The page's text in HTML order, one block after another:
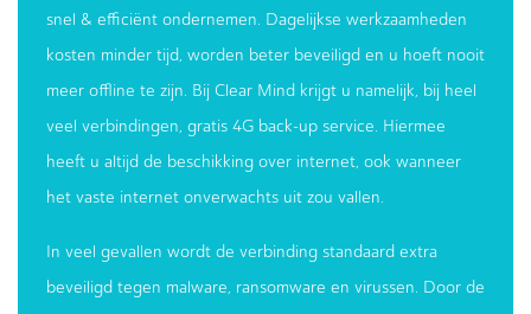
snel & efficiënt ondernemen. Dagelijkse werkzaamheden
kosten minder tijd, worden beter beveiligd en u hoeft nooit
meer offline te zijn. Bij Clear Mind krijgt u namelijk, bij heel
veel verbindingen, gratis 4G back-up service. Hiermee
heeft u altijd de beschikking over internet, ook wanneer
het vaste internet onverwachts uit zou vallen.
In veel gevallen wordt de verbinding standaard extra
beveiligd tegen malware, ransomware en virussen. Door de